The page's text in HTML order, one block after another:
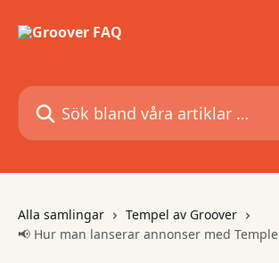
Sök bland våra artiklar …
Alla samlingar
Tempel av Groover
📢 Hur man lanserar annonser med Temple